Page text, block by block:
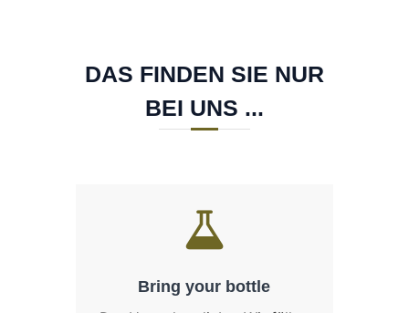
DAS FINDEN SIE NUR
BEI UNS ...
Bring your bottle